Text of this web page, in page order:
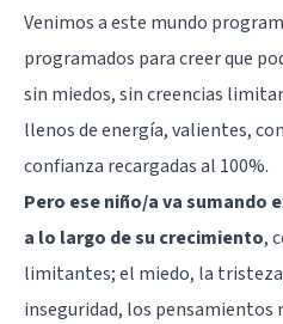
Venimos a este mundo
programados para creer que
sin miedos, sin creencias
llenos de energía, valientes,
confianza recargadas al 100%.
Pero ese niño/a va sumando
a lo largo de su crecimiento,
limitantes; el miedo, la
inseguridad, los pensamientos